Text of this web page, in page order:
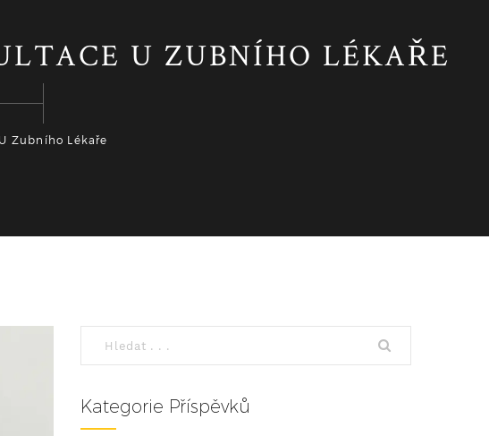
U ZUBNÍHO LÉKAŘE
Zubního Lékaře
Kategorie Příspěvků